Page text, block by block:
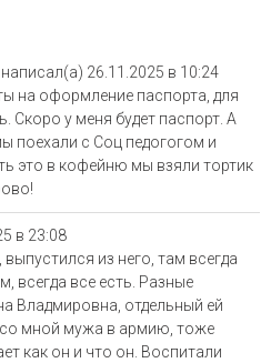
написал(а) 26.11.2025 в 10:24
на оформление паспорта, для
Скоро у меня будет паспорт. А
поехали с Соц педогогом и
это в кофейню мы взяли тортик
в 23:08
из него, там всегда
всегда все есть. Разные
Владмировна, отдельный ей
со мной мужа в армию, тоже
как он и что он. Воспитали